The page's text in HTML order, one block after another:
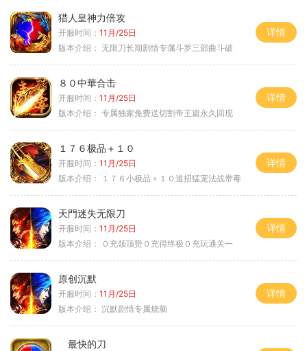
猎人皇神力倍攻
开服时间： 11月/25日
版本介绍： 无限刀长期剧情专属斗罗三部曲斗破
详情
８０中華合击
开服时间： 11月/25日
版本介绍： 专属独家免费送切割帝王篇永久回现
详情
１７６极品＋１０
开服时间： 11月/25日
版本介绍：
１７６小极品＋１０道招猛宠法战带毒
详情
天門迷失无限刀
开服时间： 11月/25日
版本介绍：
０充领顶赞０充得终极０充玩通关一
详情
原创沉默
开服时间： 11月/25日
版本介绍： 沉默剧情专属烧脑
详情
最快的刀